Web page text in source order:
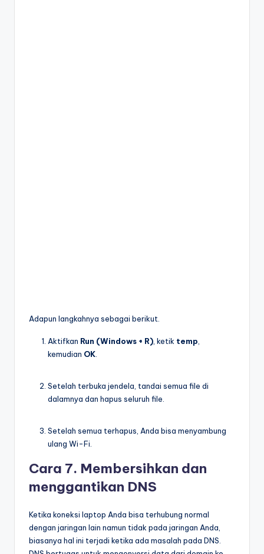
Adapun langkahnya sebagai berikut.
Aktifkan Run (Windows + R) , ketik temp
kemudian OK
Setelah terbuka jendela, tandai semua file di
dalamnya dan hapus seluruh file.
Setelah semua terhapus, Anda bisa menyambung
ulang Wi-Fi.
Cara 7. Membersihkan dan
menggantikan DNS
Ketika koneksi laptop Anda bisa terhubung normal
dengan jaringan lain namun tidak pada jaringan Anda,
biasanya hal ini terjadi ketika ada masalah pada DNS.